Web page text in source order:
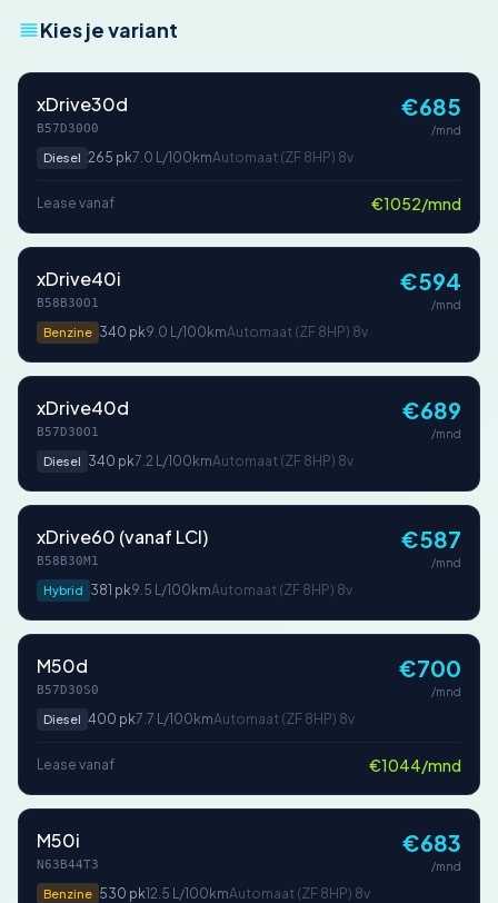
Kies je variant
xDrive30d
B57D30O0
Diesel 265 pk7.0 L/100kmAutomaat (ZF 8HP) 8v
€685
/mnd
Lease vanaf €1052/mnd
xDrive40i
B58B30O1
Benzine 340 pk9.0 L/100kmAutomaat (ZF 8HP) 8v
€594
/mnd
xDrive40d
B57D30O1
Diesel
340 pk7.2 L/100kmAutomaat (ZF 8HP) 8v
€689
/mnd
xDrive60 (vanaf LCI)
B58B30M1
Hybrid
381 pk9.5 L/100kmAutomaat (ZF 8HP) 8v
€587
/mnd
M50d
B57D30S0
Diesel 400 pk7.7 L/100kmAutomaat (ZF 8HP) 8v
€700
/mnd
Lease vanaf €1044/mnd
M50i
N63B44T3
Benzine 530 pk12.5 L/100kmAutomaat (ZF 8HP) 8v
€683
/mnd